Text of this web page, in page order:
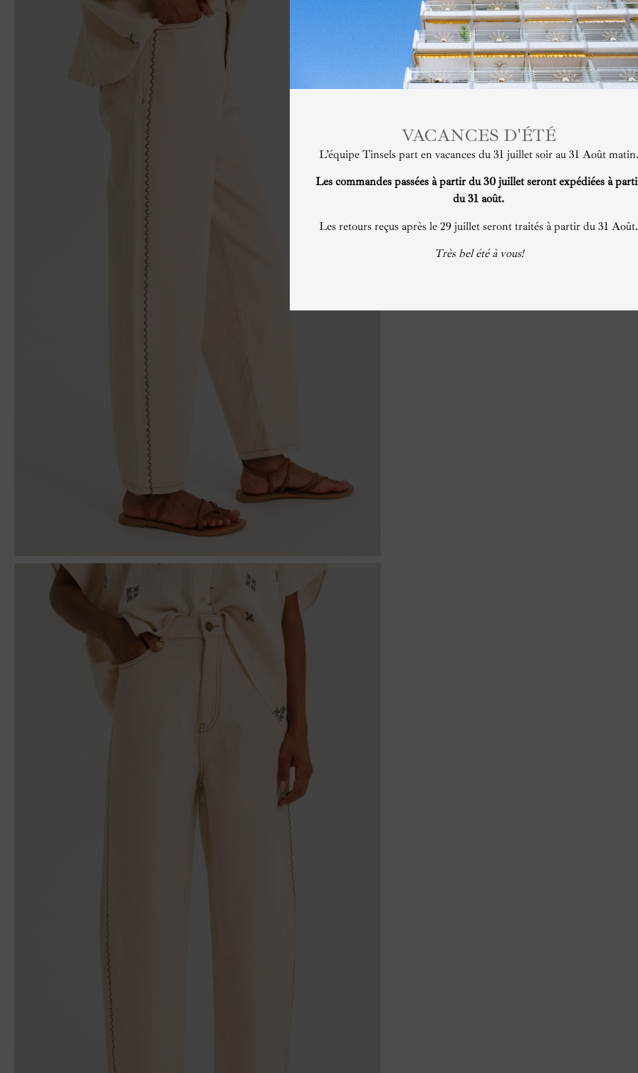
VACANCES D'ÉTÉ
L’équipe Tinsels part en vacances du 31 juillet soir au 31 Août matin.
Les commandes passées à partir du 30 juillet seront expédiées à
du 31 août.
Les retours reçus après le 29 juillet seront traités à partir du 31 Août.
Très bel été à vous!